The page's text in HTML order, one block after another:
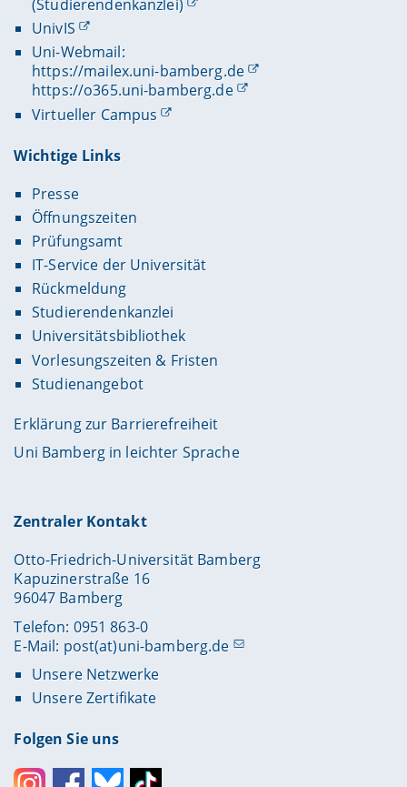
(Studierendenkanzlei)
UnivIS
Uni-Webmail:
https://mailex.uni-bamberg.de
https://o365.uni-bamberg.de
Virtueller Campus
Wichtige Links
Presse
Öffnungszeiten
Prüfungsamt
IT-Service der Universität
Rückmeldung
Studierendenkanzlei
Universitätsbibliothek
Vorlesungszeiten & Fristen
Studienangebot
Erklärung zur Barrierefreiheit
Uni Bamberg in leichter Sprache
Zentraler Kontakt
Otto-Friedrich-Universität Bamberg
Kapuzinerstraße 16
96047 Bamberg
Telefon: 0951 863-0
E-Mail: post(at)uni-bamberg.de
Unsere Netzwerke
Unsere Zertifikate
Folgen Sie uns